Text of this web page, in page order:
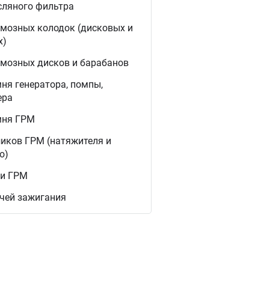
фильтра
колодок (дисковых и
дисков и барабанов
генератора, помпы,
ГРМ
ГРМ (натяжителя и
ГРМ
зажигания